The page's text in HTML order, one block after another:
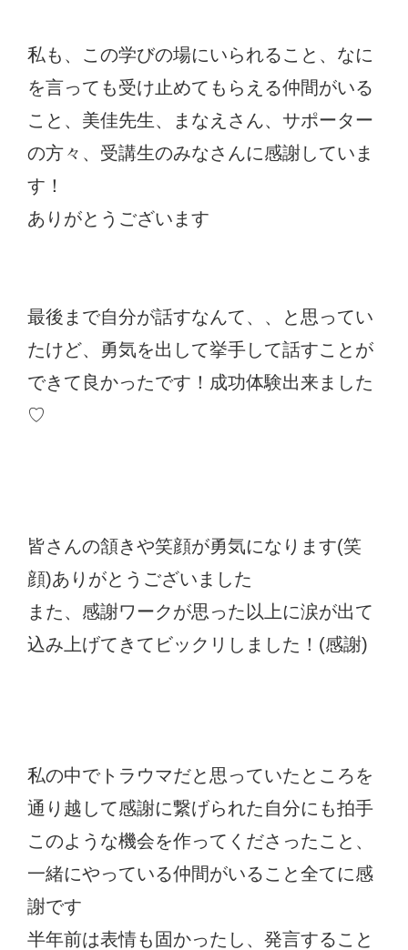
私も、この学びの場にいられること、なに
を言っても受け止めてもらえる仲間がいる
こと、美佳先生、まなえさん、サポーター
の方々、受講生のみなさんに感謝していま
す！
ありがとうございます
最後まで自分が話すなんて、、と思ってい
たけど、勇気を出して挙手して話すことが
できて良かったです！成功体験出来ました
♡
皆さんの頷きや笑顔が勇気になります(笑
顔)ありがとうございました
また、感謝ワークが思った以上に涙が出て
込み上げてきてビックリしました！(感謝)
私の中でトラウマだと思っていたところを
通り越して感謝に繋げられた自分にも拍手
このような機会を作ってくださったこと、
一緒にやっている仲間がいること全てに感
謝です
半年前は表情も固かったし、発言すること